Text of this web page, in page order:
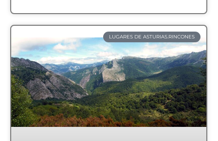
LUGARES DE ASTURIAS.RINCONES